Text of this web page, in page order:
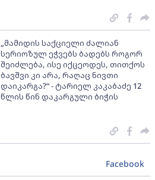
„მამიდის საქციელი ძალიან
სერიოზულ ეჭვებს ბადებს როგორ
შეიძლება, ისე იქცეოდეს, თითქოს
ბავშვი კი არა, რაღაც ნივთი
დაიკარგა?“ - ტარიელ კაკაბაძე 12
წლის წინ დაკარგული ბიჭის
Facebook